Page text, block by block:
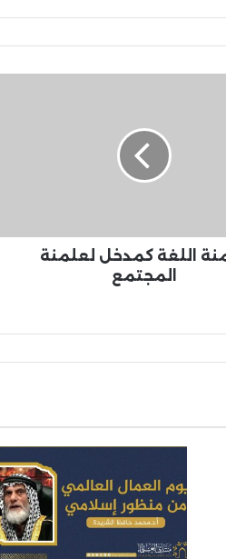
اللغة كمدخل لعلمنة
المجتمع